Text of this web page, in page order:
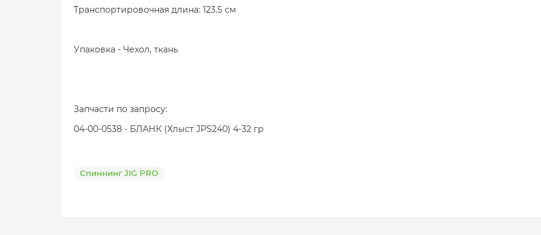
Транспортировочная длина: 123.5 см
Упаковка - Чехол, ткань
Запчасти по запросу:
04-00-0538 - БЛАНК (Хлыст JPS240) 4-32 гр
Спиннинг JIG PRO